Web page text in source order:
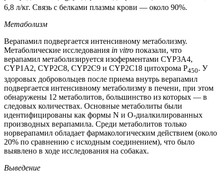
6,8 л/кг. Связь с белками плазмы крови — около 90%.
Метаболизм
Верапамил подвергается интенсивному метаболизму.
Метаболические исследования in vitro показали, что
верапамил метаболизируется изоферментами CYP3A4,
CYP1A2, CYP2C8, CYP2C9 и CYP2C18 цитохрома P450. У
здоровых добровольцев после приема внутрь верапамил
подвергается интенсивному метаболизму в печени, при этом
обнаружены 12 метаболитов, большинство из которых — в
следовых количествах. Основные метаболиты были
идентифицированы как формы N и О‑диалкилированных
производных верапамила. Среди метаболитов только
норверапамил обладает фармакологическим действием (около
20% по сравнению с исходным соединением), что было
выявлено в ходе исследования на собаках.
Выведение